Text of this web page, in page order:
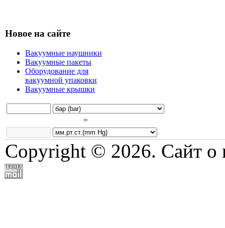
Новое на сайте
Вакуумные наушники
Вакуумные пакеты
Оборудование для
вакуумной упаковки
Вакуумные крышки
=
Copyright © 2026. Сайт о